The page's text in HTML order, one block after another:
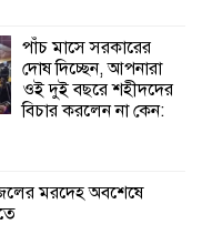
অনুষ্ঠিত
জনগোষ্ঠী গঠনে
শিখন ও অভিজ্ঞতা
ও সিএমসির সাথে
পাঁচ মাসে সরকারের
দোষ দিচ্ছেন, আপনারা
ওই দুই বছরে শহীদদের
বিচার করলেন না কেন:
মরদেহ অবশেষে